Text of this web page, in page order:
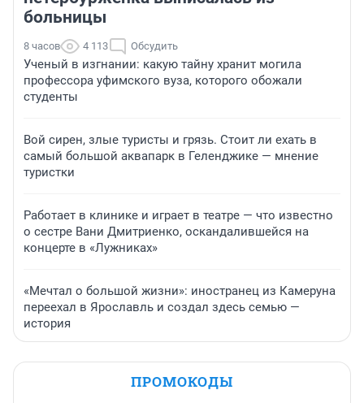
больницы
8 часов 4 113 Обсудить
Ученый в изгнании: какую тайну хранит могила
профессора уфимского вуза, которого обожали
студенты
Вой сирен, злые туристы и грязь. Стоит ли ехать в
самый большой аквапарк в Геленджике — мнение
туристки
Работает в клинике и играет в театре — что известно
о сестре Вани Дмитриенко, оскандалившейся на
концерте в «Лужниках»
«Мечтал о большой жизни»: иностранец из Камеруна
переехал в Ярославль и создал здесь семью —
история
ПРОМОКОДЫ